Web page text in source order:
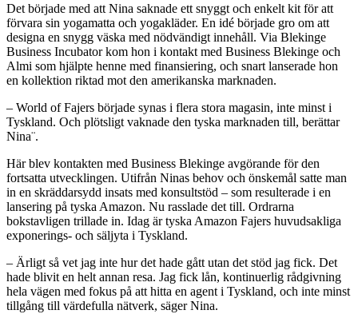
Det började med att Nina saknade ett snyggt och enkelt kit för att
förvara sin yogamatta och yogakläder. En idé började gro om att
designa en snygg väska med nödvändigt innehåll. Via Blekinge
Business Incubator kom hon i kontakt med Business Blekinge och
Almi som hjälpte henne med finansiering, och snart lanserade hon
en kollektion riktad mot den amerikanska marknaden.
– World of Fajers började synas i flera stora magasin, inte minst i
Tyskland. Och plötsligt vaknade den tyska marknaden till, berättar
Nina¨.
Här blev kontakten med Business Blekinge avgörande för den
fortsatta utvecklingen. Utifrån Ninas behov och önskemål satte man
in en skräddarsydd insats med konsultstöd – som resulterade i en
lansering på tyska Amazon. Nu rasslade det till. Ordrarna
bokstavligen trillade in. Idag är tyska Amazon Fajers huvudsakliga
exponerings- och säljyta i Tyskland.
– Ärligt så vet jag inte hur det hade gått utan det stöd jag fick. Det
hade blivit en helt annan resa. Jag fick lån, kontinuerlig rådgivning
hela vägen med fokus på att hitta en agent i Tyskland, och inte minst
tillgång till värdefulla nätverk, säger Nina.